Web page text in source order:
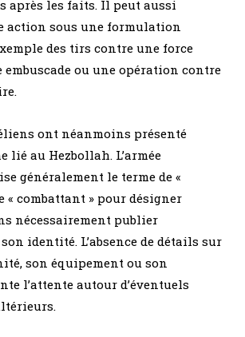
après les faits. Il peut aussi
action sous une formulation
des tirs contre une force
ou une opération contre
ont néanmoins présenté
lié au Hezbollah. L’armée
généralement le terme de «
« combattant » pour désigner
nécessairement publier
identité. L’absence de détails sur
son équipement ou son
l’attente autour d’éventuels